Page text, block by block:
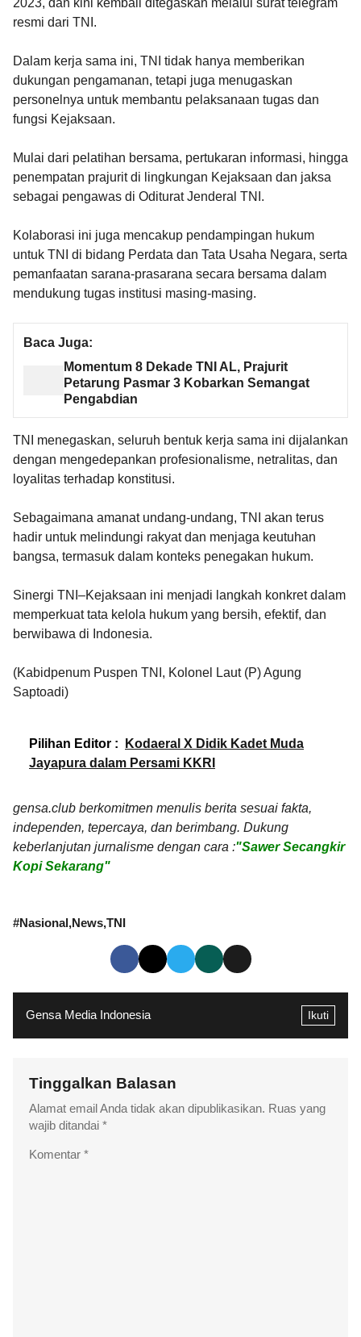
resmi dari TNI.
Dalam kerja sama ini, TNI tidak hanya memberikan
dukungan pengamanan, tetapi juga menugaskan
personelnya untuk membantu pelaksanaan tugas dan
fungsi Kejaksaan.
Mulai dari pelatihan bersama, pertukaran informasi, hingga
penempatan prajurit di lingkungan Kejaksaan dan jaksa
sebagai pengawas di Oditurat Jenderal TNI.
Kolaborasi ini juga mencakup pendampingan hukum
untuk TNI di bidang Perdata dan Tata Usaha Negara, serta
pemanfaatan sarana-prasarana secara bersama dalam
mendukung tugas institusi masing-masing.
Baca Juga:
Momentum 8 Dekade TNI AL, Prajurit
Petarung Pasmar 3 Kobarkan Semangat
Pengabdian
TNI menegaskan, seluruh bentuk kerja sama ini dijalankan
dengan mengedepankan profesionalisme, netralitas, dan
loyalitas terhadap konstitusi.
Sebagaimana amanat undang-undang, TNI akan terus
hadir untuk melindungi rakyat dan menjaga keutuhan
bangsa, termasuk dalam konteks penegakan hukum.
Sinergi TNI–Kejaksaan ini menjadi langkah konkret dalam
memperkuat tata kelola hukum yang bersih, efektif, dan
berwibawa di Indonesia.
(Kabidpenum Puspen TNI, Kolonel Laut (P) Agung
Saptoadi)
Pilihan Editor :
Kodaeral X Didik Kadet Muda
Jayapura dalam Persami KKRI
gensa.club berkomitmen menulis berita sesuai fakta,
independen, tepercaya, dan berimbang. Dukung
keberlanjutan jurnalisme dengan cara :"Sawer Secangkir
Kopi Sekarang"
#Nasional News TNI
Gensa Media Indonesia Ikuti
Tinggalkan Balasan
Alamat email Anda tidak akan dipublikasikan. Ruas yang
wajib ditandai *
Komentar *